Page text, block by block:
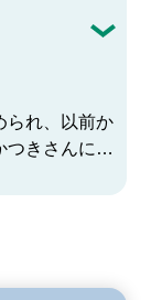
く分かりまし
を売りにす
れる会社に
られ、以前か
つきさんに診